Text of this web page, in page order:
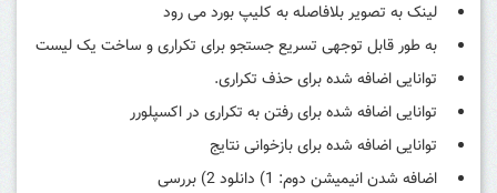
لینک به تصویر بلافاصله به کلیپ بورد می رود
به طور قابل توجهی تسریع جستجو برای تکراری و ساخت یک لیست
توانایی اضافه شده برای حذف تکراری.
توانایی اضافه شده برای رفتن به تکراری در اکسپلورر
توانایی اضافه شده برای بازخوانی نتایج
اضافه شدن انیمیشن دوم: 1) دانلود 2) بررسی